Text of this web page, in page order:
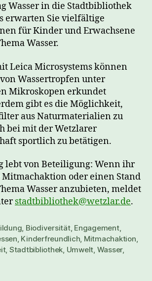
Wasser in die Stadtbibliothek
erwarten Sie vielfältige
für Kinder und Erwachsene
Wasser.
Leica Microsystems können
Wassertropfen unter
Mikroskopen erkundet
gibt es die Möglichkeit,
aus Naturmaterialien zu
bei mit der Wetzlarer
sportlich zu betätigen.
lebt von Beteiligung: Wenn ihr
Mitmachaktion oder einen Stand
Wasser anzubieten, meldet
stadtbibliothek@wetzlar.de.
, Biodiversität, Engagement,
, Kinderfreundlich, Mitmachaktion,
, Stadtbibliothek, Umwelt, Wasser,